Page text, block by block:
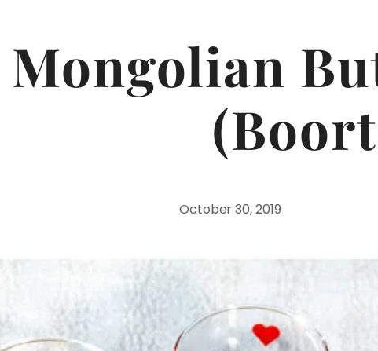
Mongolian
October 30, 2019